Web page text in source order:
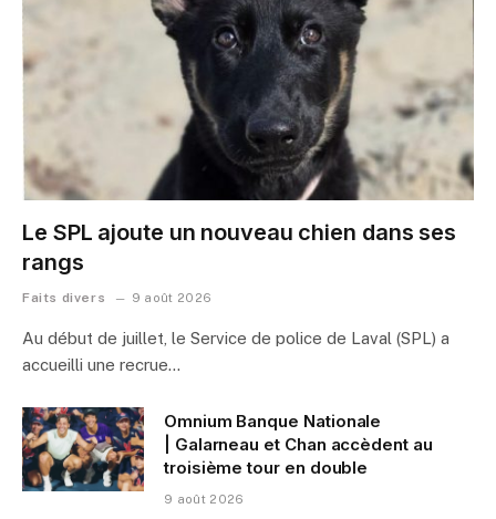
Le SPL ajoute un nouveau chien dans ses
rangs
Faits divers 9 août 2026
Au début de juillet, le Service de police de Laval (SPL) a
accueilli une recrue…
Omnium Banque Nationale
| Galarneau et Chan accèdent au
troisième tour en double
9 août 2026